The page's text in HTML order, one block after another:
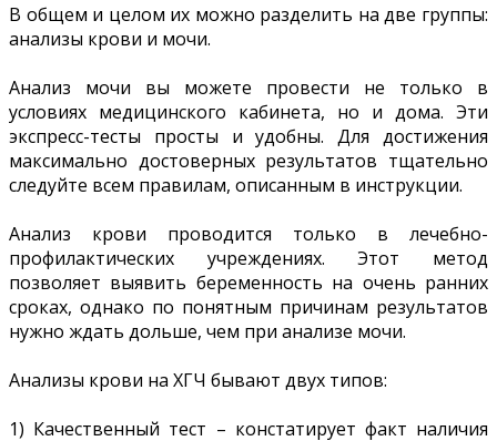
В общем и целом их можно разделить на две группы:
анализы крови и мочи.
Анализ мочи вы можете провести не только в
условиях медицинского кабинета, но и дома. Эти
экспресс-тесты просты и удобны. Для достижения
максимально достоверных результатов тщательно
следуйте всем правилам, описанным в инструкции.
Анализ крови проводится только в лечебно-
профилактических учреждениях. Этот метод
позволяет выявить беременность на очень ранних
сроках, однако по понятным причинам результатов
нужно ждать дольше, чем при анализе мочи.
Анализы крови на ХГЧ бывают двух типов:
1) Качественный тест – констатирует факт наличия